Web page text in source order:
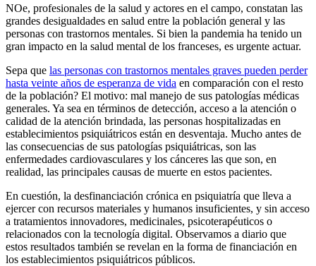
NOe, profesionales de la salud y actores en el campo, constatan las
grandes desigualdades en salud entre la población general y las
personas con trastornos mentales. Si bien la pandemia ha tenido un
gran impacto en la salud mental de los franceses, es urgente actuar.
Sepa que las personas con trastornos mentales graves pueden perder
hasta veinte años de esperanza de vida en comparación con el resto
de la población? El motivo: mal manejo de sus patologías médicas
generales. Ya sea en términos de detección, acceso a la atención o
calidad de la atención brindada, las personas hospitalizadas en
establecimientos psiquiátricos están en desventaja. Mucho antes de
las consecuencias de sus patologías psiquiátricas, son las
enfermedades cardiovasculares y los cánceres las que son, en
realidad, las principales causas de muerte en estos pacientes.
En cuestión, la desfinanciación crónica en psiquiatría que lleva a
ejercer con recursos materiales y humanos insuficientes, y sin acceso
a tratamientos innovadores, medicinales, psicoterapéuticos o
relacionados con la tecnología digital. Observamos a diario que
estos resultados también se revelan en la forma de financiación en
los establecimientos psiquiátricos públicos.